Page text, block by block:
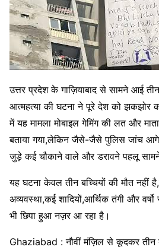
उत्तर प्रदेश के गाज़ियाबाद से सामने आई
आत्महत्या की घटना ने पूरे देश को झकझोर
में यह मामला मोबाइल गेमिंग की लत और
बताया गया,लेकिन जैसे-जैसे पुलिस जांच
जुड़े कई चौकाने वाले और डरावने पहलू
यह घटना केवल तीन बच्चियों की मौत नहीं
अव्यवस्था,कई शादियों,आर्थिक तंगी और
भी छिपा हुआ नज़र आ रहा है।
Ghaziabad : नौवीं मंज़िल से कूदकर तीन